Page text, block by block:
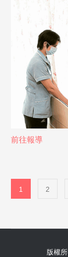
前往報導
1 2
版權